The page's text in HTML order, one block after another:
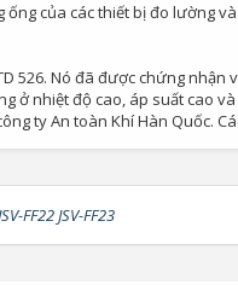
của các thiết bị đo lường
526. Nó đã được chứng
ở nhiệt độ cao, áp suất cao
ty An toàn Khí Hàn Quốc.
FF22 JSV-FF23